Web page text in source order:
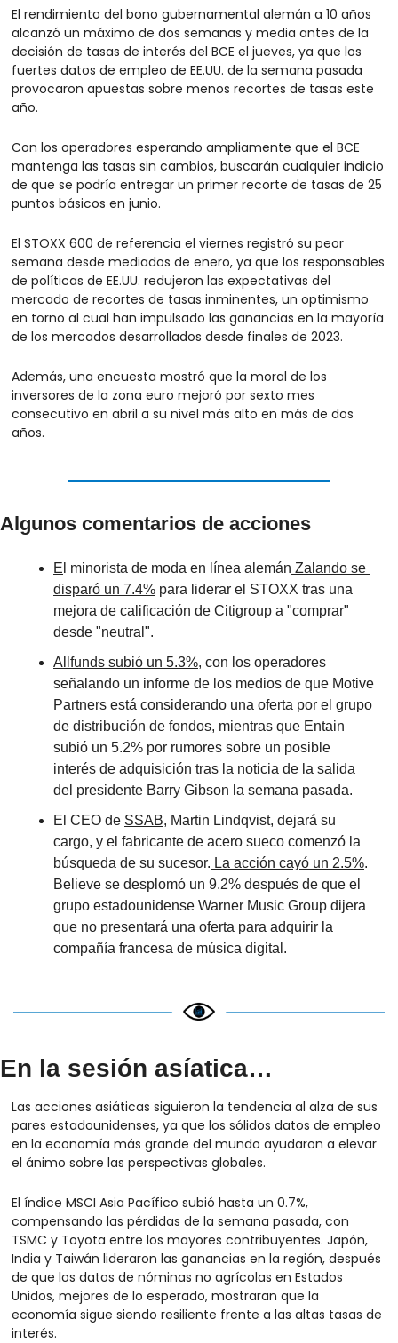
El rendimiento del bono gubernamental alemán a 10 años
alcanzó un máximo de dos semanas y media antes de la
decisión de tasas de interés del BCE el jueves, ya que los
fuertes datos de empleo de EE.UU. de la semana pasada
provocaron apuestas sobre menos recortes de tasas este
año.
Con los operadores esperando ampliamente que el BCE
mantenga las tasas sin cambios, buscarán cualquier indicio
de que se podría entregar un primer recorte de tasas de 25
puntos básicos en junio.
El STOXX 600 de referencia el viernes registró su peor
semana desde mediados de enero, ya que los responsables
de políticas de EE.UU. redujeron las expectativas del
mercado de recortes de tasas inminentes, un optimismo
en torno al cual han impulsado las ganancias en la mayoría
de los mercados desarrollados desde finales de 2023.
Además, una encuesta mostró que la moral de los
inversores de la zona euro mejoró por sexto mes
consecutivo en abril a su nivel más alto en más de dos
años.
Algunos comentarios de acciones
E l minorista de moda en línea alemán Zalando se
disparó un 7.4% para liderar el STOXX tras una
mejora de calificación de Citigroup a "comprar"
desde "neutral".
Allfunds subió un 5.3%, con los operadores
señalando un informe de los medios de que Motive
Partners está considerando una oferta por el grupo
de distribución de fondos, mientras que Entain
subió un 5.2% por rumores sobre un posible
interés de adquisición tras la noticia de la salida
del presidente Barry Gibson la semana pasada.
El CEO de SSAB, Martin Lindqvist, dejará su
cargo, y el fabricante de acero sueco comenzó la
búsqueda de su sucesor. La acción cayó un 2.5%.
Believe se desplomó un 9.2% después de que el
grupo estadounidense Warner Music Group dijera
que no presentará una oferta para adquirir la
compañía francesa de música digital.
En la sesión asíatica…
Las acciones asiáticas siguieron la tendencia al alza de sus
pares estadounidenses, ya que los sólidos datos de empleo
en la economía más grande del mundo ayudaron a elevar
el ánimo sobre las perspectivas globales.
El índice MSCI Asia Pacífico subió hasta un 0.7%,
compensando las pérdidas de la semana pasada, con
TSMC y Toyota entre los mayores contribuyentes. Japón,
India y Taiwán lideraron las ganancias en la región, después
de que los datos de nóminas no agrícolas en Estados
Unidos, mejores de lo esperado, mostraran que la
economía sigue siendo resiliente frente a las altas tasas de
interés.